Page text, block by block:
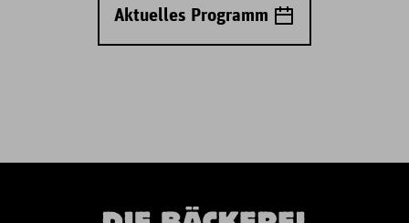
Aktuelles Programm